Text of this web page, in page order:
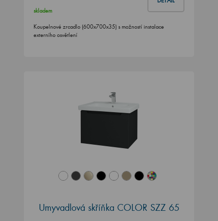
skladem
Koupelnové zrcadlo (600x700x35) s možností instalace
externího osvětlení
Umyvadlová skříňka COLOR SZZ 65